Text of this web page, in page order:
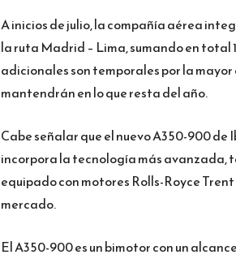
A inicios de julio, la compañía aérea
la ruta Madrid – Lima, sumando en total
adicionales son temporales por la
mantendrán en lo que resta del año.
Cabe señalar que el nuevo A350-900
incorpora la tecnología más avanzada,
equipado con motores Rolls-Royce
mercado.
El A350-900 es un bimotor con un